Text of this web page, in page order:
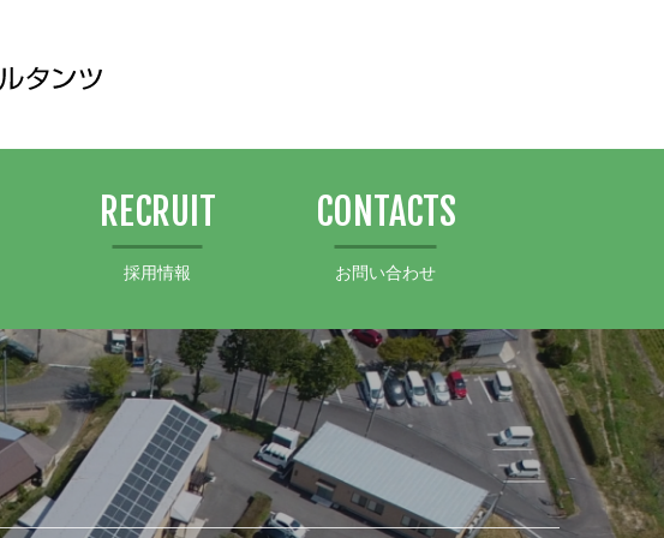
RECRUIT
採用情報
CONTACTS
お問い合わせ